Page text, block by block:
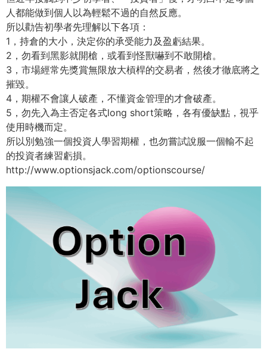
人都能做到個人以為輕鬆不過的自然反應。
所以勸告初學者先理解以下各項：
1，持倉的大小，決定你的承受能力及盈虧結果。
2，勿看到黑影就開槍，或看到怪獸嚇到不敢開槍。
3，市場經常先獎賞無限放大槓桿的交易者，然後才徹底將之
摧毀。
4，期權不會讓人破產，不懂資金管理的才會破產。
5，勿先入為主否定各式long short策略，各有優缺點，視乎
使用時機而定。
所以別勉強一個投資人學習期權，也勿嘗試說服一個輸不起
的投資者練習虧損。
http://www.optionsjack.com/optionscourse/